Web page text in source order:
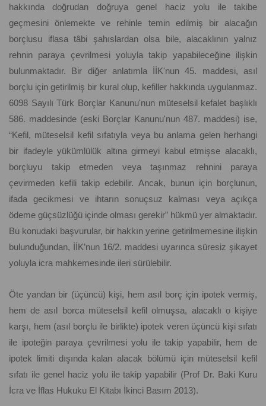
hakkında doğrudan doğruya genel haciz yolu ile takibe
geçmesini önlemekte ve rehinle temin edilmiş bir alacağın
borçlusu iflasa tâbi şahıslardan olsa bile, alacaklının yalnız
rehnin paraya çevrilmesi yoluyla takip yapabileceğine ilişkin
bulunmaktadır. Bir diğer anlatımla İİK'nun 45. maddesi, asıl
borçlu için getirilmiş bir kural olup, kefiller hakkında uygulanmaz.
6098 Sayılı Türk Borçlar Kanunu'nun müteselsil kefalet başlıklı
586. maddesinde (eski Borçlar Kanunu'nun 487. maddesi) ise,
“Kefil, müteselsil kefil sıfatıyla veya bu anlama gelen herhangi
bir ifadeyle yükümlülük altına girmeyi kabul etmişse alacaklı,
borçluyu takip etmeden veya taşınmaz rehnini paraya
çevirmeden kefili takip edebilir. Ancak, bunun için borçlunun,
ifada gecikmesi ve ihtarın sonuçsuz kalması veya açıkça
ödeme güçsüzlüğü içinde olması gerekir” hükmü yer almaktadır.
Bu konudaki başvurular, bir hakkın yerine getirilmemesine ilişkin
bulunduğundan, İİK’nun 16/2. maddesi uyarınca süresiz şikayet
yoluyla icra mahkemesinde ileri sürülebilir.
Öte yandan bir (üçüncü) kişi, hem asıl borç için ipotek vermiş,
hem de asıl borca müteselsil kefil olmuşsa, alacaklı o kişiye
karşı, hem (asıl borçlu ile birlikte) ipotek veren üçüncü kişi sıfatı
ile ipoteğin paraya çevrilmesi yolu ile takip yapabilir, hem de
ipotek limiti dışında kalan alacak bölümü için müteselsil kefil
sıfatı ile genel haciz yolu ile takip yapabilir (Prof Dr. Baki Kuru
İcra ve İflas Hukuku El Kitabı İkinci Basım 2013).